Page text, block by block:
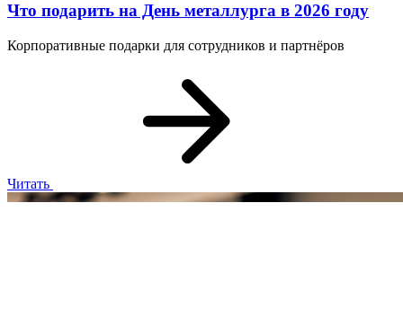
Что подарить на День металлурга в 2026 году
Корпоративные подарки для сотрудников и партнёров
Читать